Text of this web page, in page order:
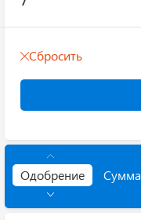
Сбросить
Одобрение Сумма